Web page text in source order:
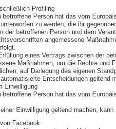
Profiling
betroffene Person hat das vom
zu werden, die ihr
betroffenen Person und dem
angemessene
eines Vertrags zwischen der
Maßnahmen, um die Rechte
auf Darlegung des eigenen
Entscheidungen
Einwilligung
Person hat das vom
Einwilligung geltend machen,
Facebook